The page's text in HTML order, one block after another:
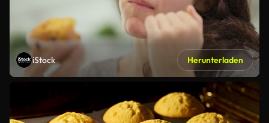
iStock Herunterladen